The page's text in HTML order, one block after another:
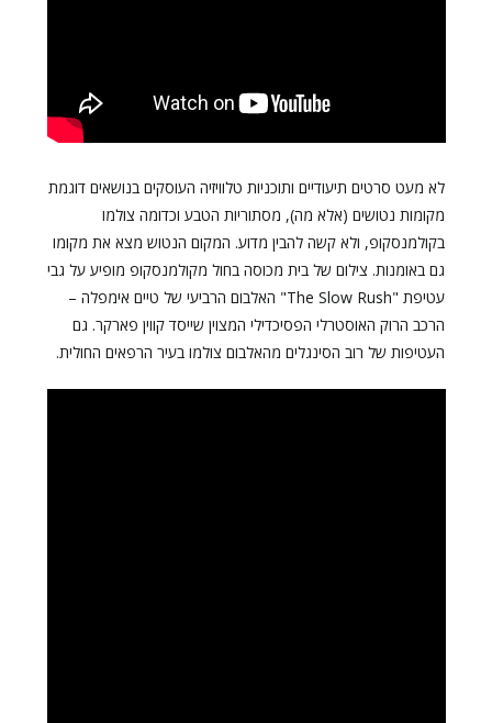
לא מעט סרטים תיעודיים ותוכניות טלוויזיה העוסקים בנושאים דוגמת
מקומות נטושים (אלא מה), מסתוריות הטבע וכדומה צולמו
בקולמנסקופ, ולא קשה להבין מדוע. המקום הנטוש מצא את מקומו
גם באומנות. צילום של בית מכוסה בחול מקולמנסקופ מופיע על גבי
עטיפת "The Slow Rush" האלבום הרביעי של טיים אימפלה –
הרכב הרוק האוסטרלי הפסיכדילי המצוין שייסד קווין פארקר. גם
העטיפות של רוב הסינגלים מהאלבום צולמו בעיר הרפאים החולית.